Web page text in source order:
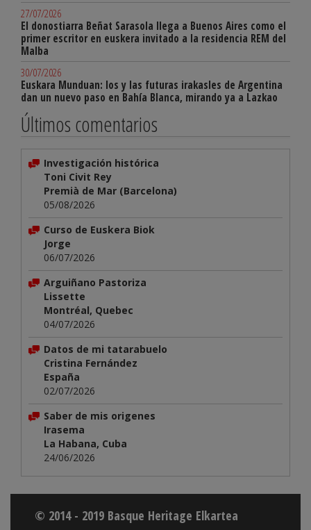
27/07/2026
El donostiarra Beñat Sarasola llega a Buenos Aires como el
primer escritor en euskera invitado a la residencia REM del
Malba
30/07/2026
Euskara Munduan: los y las futuras irakasles de Argentina
dan un nuevo paso en Bahía Blanca, mirando ya a Lazkao
Últimos comentarios
Investigación histórica
Toni Civit Rey
Premià de Mar (Barcelona)
05/08/2026
Curso de Euskera Biok
Jorge
06/07/2026
Arguiñano Pastoriza
Lissette
Montréal, Quebec
04/07/2026
Datos de mi tatarabuelo
Cristina Fernández
España
02/07/2026
Saber de mis origenes
Irasema
La Habana, Cuba
24/06/2026
© 2014 - 2019 Basque Heritage Elkartea